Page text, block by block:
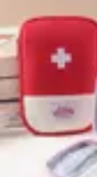
Budget et ÉpargneÉpargne
Budget Investissements
Optimise Mon Argent